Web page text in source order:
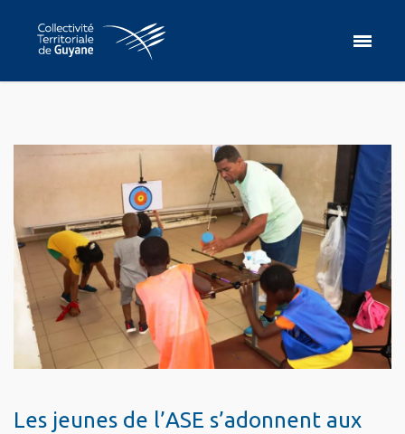
Les jeunes de l’ASE s’adonnent aux